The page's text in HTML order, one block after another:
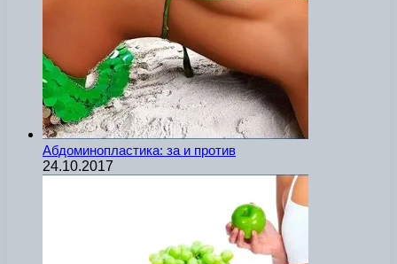
Абдоминопластика: за и против
24.10.2017